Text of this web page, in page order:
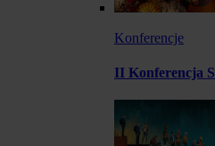
Konferencje
II Konferencja